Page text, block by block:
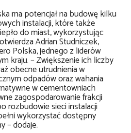
ma potencjał na budowę kilku
instalacji, które także
do miast, wykorzystując
Adrian Studniczek,
Polska, jednego z liderów
kraju. – Zwiększenie ich liczby
obecne utrudnienia w
odpadów oraz wahania
w cementowniach
zagospodarowanie frakcji
rozbudowie sieci instalacji
wykorzystać dostępny
– dodaje.